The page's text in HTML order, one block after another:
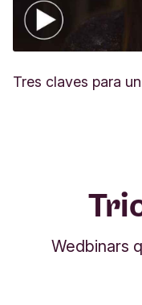
Tres claves para
Wedbinars